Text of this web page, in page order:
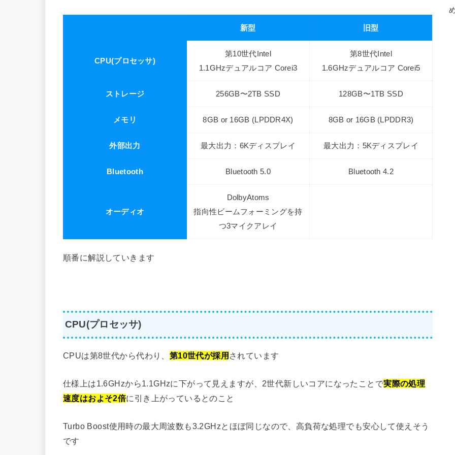
新型 旧型
CPU(プロセッサ)
第10世代Intel
1.1GHzデュアルコア Corei3
第8世代Intel
1.6GHzデュアルコア Corei5
ストレージ 256GB〜2TB SSD 128GB〜1TB SSD
メモリ 8GB or 16GB (LPDDR4X) 8GB or 16GB (LPDDR3)
外部出力 最大出力：6Kディスプレイ 最大出力：5Kディスプレイ
Bluetooth Bluetooth 5.0 Bluetooth 4.2
オーディオ
DolbyAtoms
指向性ビームフォーミングを持
つ3マイクアレイ
順番に解説していきます
CPU(プロセッサ)
CPUは第8世代から代わり、 第10世代が採用 されています
仕様上は1.6GHzから1.1GHzに下がって見えますが、2世代新しいコアになったことで実際の処理
速度はおよそ2倍に引き上がっているとのこと
Turbo Boost使用時の最大周波数も3.2GHzとほぼ同じなので、高負荷な処理でも安心して使えそう
です